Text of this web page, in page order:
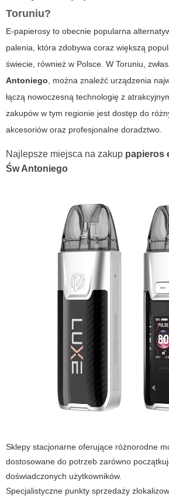
Toruniu?
E-papierosy to obecnie popularna
palenia, która zdobywa coraz większą
świecie, również w Polsce. W Toruniu,
Antoniego , można znaleźć urządzenia
łączą nowoczesną technologię z
zakupów w tym regionie jest dostęp do
akcesoriów oraz profesjonalne doradztwo.
Najlepsze miejsca na zakup papieros
Św Antoniego
Sklepy stacjonarne oferujące różnorodne
dostosowane do potrzeb zarówno
doświadczonych użytkowników.
Specjalistyczne punkty sprzedaży